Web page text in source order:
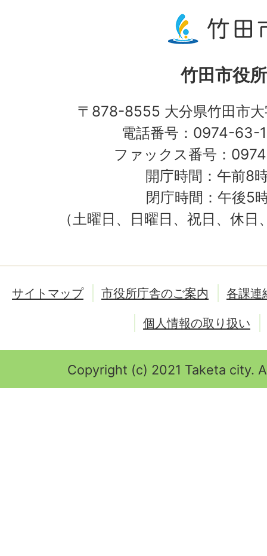
竹田市役所
〒878-8555 大分県竹田市
電話番号：0974-63-
ファックス番号：
開庁時間：午前8
閉庁時間：午後5
（土曜日、日曜日、祝日、休
サイトマップ 市役所庁舎のご案内
各課連
個人情報の取り扱い
Copyright (c) 2021 Taketa city.